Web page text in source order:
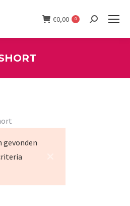
€0,00 0 Search:
gevonden